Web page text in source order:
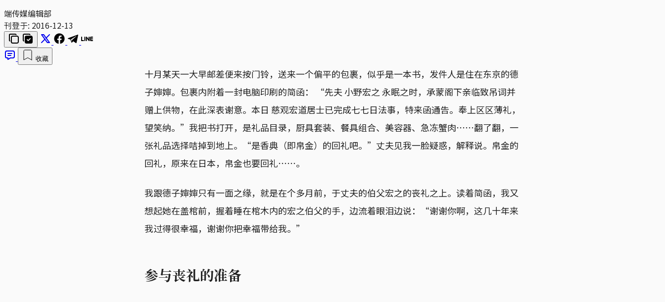
端传媒编辑部
刊登于: 2016-12-13
收藏
十月某天一大早邮差便来按门铃，送来一个偏平的包裹，似乎是一本书，发件人是住在东京的德
子婶婶。包裹内附着一封电脑印刷的简函： “先夫 小野宏之 永眠之时，承蒙阁下亲临致吊词并
赠上供物，在此深表谢意。本日 慈观宏道居士已完成七七日法事，特来函通告。奉上区区薄礼，
望笑纳。”我把书打开，是礼品目录，厨具套装、餐具组合、美容器、急冻蟹肉⋯⋯翻了翻，一
张礼品选择咭掉到地上。“是香典（即帛金）的回礼吧。”丈夫见我一脸疑惑，解释说。帛金的
回礼，原来在日本，帛金也要回礼⋯⋯。
我跟德子婶婶只有一面之缘，就是在个多月前，于丈夫的伯父宏之的丧礼之上。读着简函，我又
想起她在盖棺前，握着睡在棺木内的宏之伯父的手，边流着眼泪边说：“谢谢你啊，这几十年来
我过得很幸福，谢谢你把幸福带给我。”
参与丧礼的准备